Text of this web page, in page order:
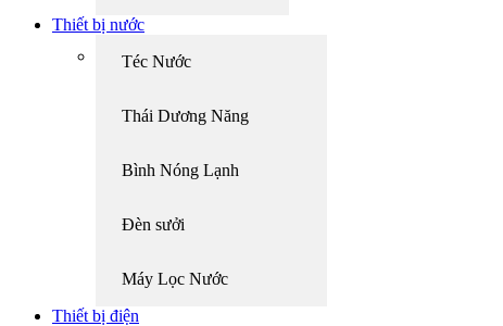
Thiết bị nước
Téc Nước
Thái Dương Năng
Bình Nóng Lạnh
Đèn sưởi
Máy Lọc Nước
Thiết bị điện